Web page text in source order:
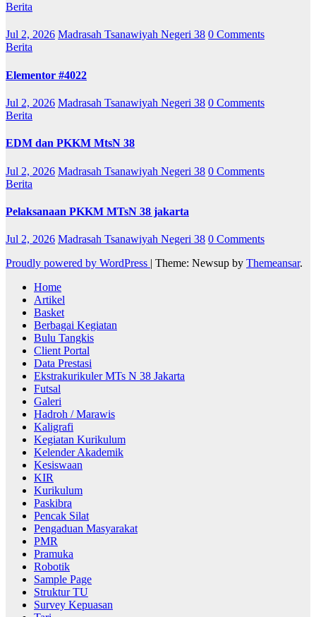
Berita
Jul 2, 2026 Madrasah Tsanawiyah Negeri 38 0 Comments
Berita
Elementor #4022
Jul 2, 2026 Madrasah Tsanawiyah Negeri 38 0 Comments
Berita
EDM dan PKKM MtsN 38
Jul 2, 2026 Madrasah Tsanawiyah Negeri 38 0 Comments
Berita
Pelaksanaan PKKM MTsN 38 jakarta
Jul 2, 2026 Madrasah Tsanawiyah Negeri 38 0 Comments
Proudly powered by WordPress | Theme: Newsup by Themeansar.
Home
Artikel
Basket
Berbagai Kegiatan
Bulu Tangkis
Client Portal
Data Prestasi
Ekstrakurikuler MTs N 38 Jakarta
Futsal
Galeri
Hadroh / Marawis
Kaligrafi
Kegiatan Kurikulum
Kelender Akademik
Kesiswaan
KIR
Kurikulum
Paskibra
Pencak Silat
Pengaduan Masyarakat
PMR
Pramuka
Robotik
Sample Page
Struktur TU
Survey Kepuasan